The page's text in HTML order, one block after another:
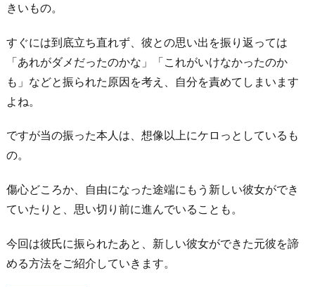
きいもの。
すぐには到底立ち直れず、彼との思い出を振り返っては
「あれがダメだったのかな」「これがいけなかったのか
も」などと振られた原因を考え、自分を責めてしまいます
よね。
ですが当の振った本人は、想像以上にケロっとしているも
の。
傷心どころか、自由になった途端にもう新しい彼女ができ
ていたりと、思い切り前に進んでいることも。
今回は彼氏に振られたあと、新しい彼女ができた元彼を諦
める方法をご紹介していきます。